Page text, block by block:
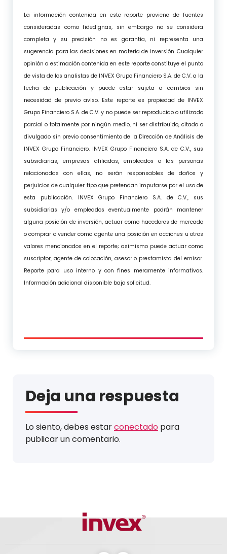
La información contenida en este reporte proviene de fuentes
consideradas como fidedignas, sin embargo no se considera
completa y su precisión no es garantía, ni representa una
sugerencia para las decisiones en materia de inversión. Cualquier
opinión o estimación contenida en este reporte constituye el punto
de vista de los analistas de INVEX Grupo Financiero S.A. de C.V. a la
fecha de publicación y puede estar sujeta a cambios sin
necesidad de previo aviso. Este reporte es propiedad de INVEX
Grupo Financiero S.A. de C.V. y no puede ser reproducido o utilizado
parcial o totalmente por ningún medio, ni ser distribuido, citado o
divulgado sin previo consentimiento de la Dirección de Análisis de
INVEX Grupo Financiero. INVEX Grupo Financiero S.A. de C.V., sus
subsidiarias, empresas afiliadas, empleados o las personas
relacionadas con ellas, no serán responsables de daños y
perjuicios de cualquier tipo que pretendan imputarse por el uso de
esta publicación. INVEX Grupo Financiero S.A. de C.V., sus
subsidiarias y/o empleados eventualmente podrán mantener
alguna posición de inversión, actuar como hacedores de mercado
o comprar o vender como agente una posición en acciones u otros
valores mencionados en el reporte; asimismo puede actuar como
suscriptor, agente de colocación, asesor o prestamista del emisor.
Reporte para uso interno y con fines meramente informativos.
Información adicional disponible bajo solicitud.
Deja una respuesta
Lo siento, debes estarconectado para
publicar un comentario.